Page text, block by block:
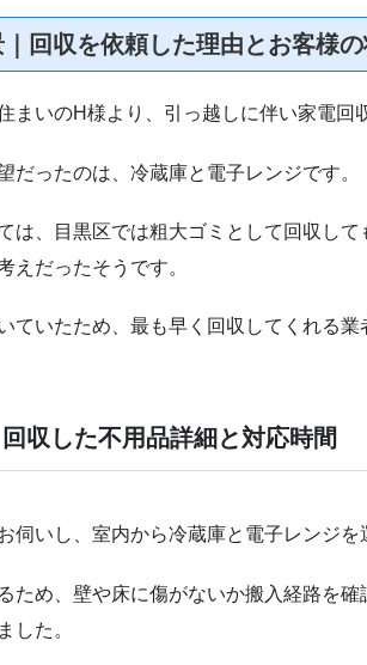
回収を依頼した理由とお客様
まいのH様より、引っ越しに伴い家電回
だったのは、冷蔵庫と電子レンジです。
は、目黒区では粗大ゴミとして回収し
えだったそうです。
ていたため、最も早く回収してくれる
収した不用品詳細と対応時間
伺いし、室内から冷蔵庫と電子レンジを
ため、壁や床に傷がないか搬入経路を
した。